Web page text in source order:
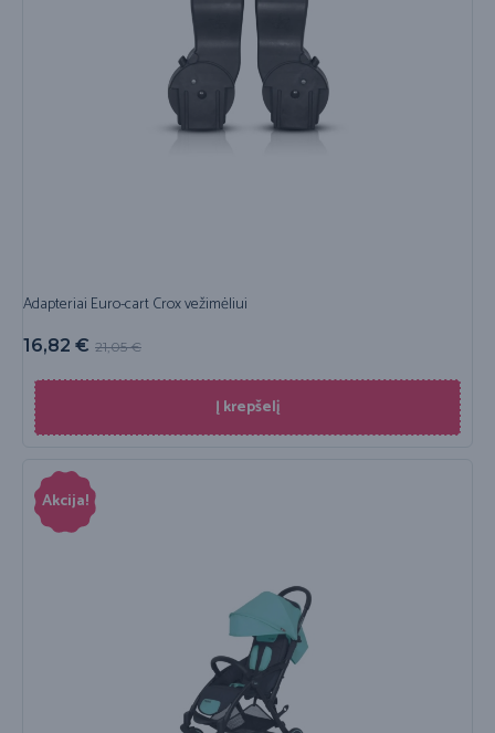
Adapteriai Euro-cart Crox vežimėliui
21,05€
16,82 €
Į krepšelį
Akcija!